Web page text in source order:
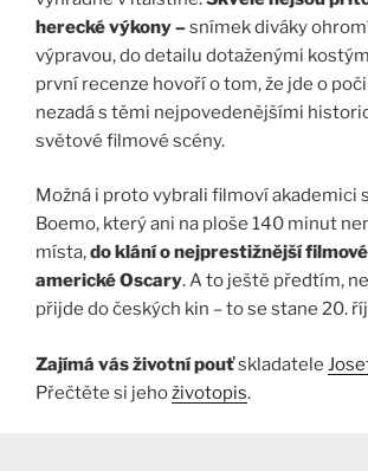
herecké výkony –snímek diváky
výpravou, do detailu dotaženými
první recenze hovoří o tom, že jde o
nezadá s těmi nejpovedenějšími
světové filmové scény.
Možná i proto vybrali filmoví akademici
Boemo, který ani na ploše 140 minut
místa,do klání o nejprestižnější
americké Oscary. A to ještě předtím,
přijde do českých kin – to se stane 20.
Zajímá vás životní pouťskladatele
Přečtěte si jehoživotopis.